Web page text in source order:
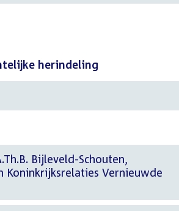
herindeling
Bijleveld-Schouten,
Koninkrijksrelaties Vernieuwde